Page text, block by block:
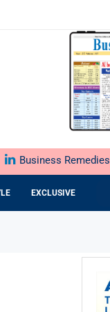
Business Remedies
EXCLUSIVE